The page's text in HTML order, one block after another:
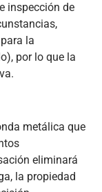
inspección de
la
por lo que la
metálica que
eliminará
la propiedad